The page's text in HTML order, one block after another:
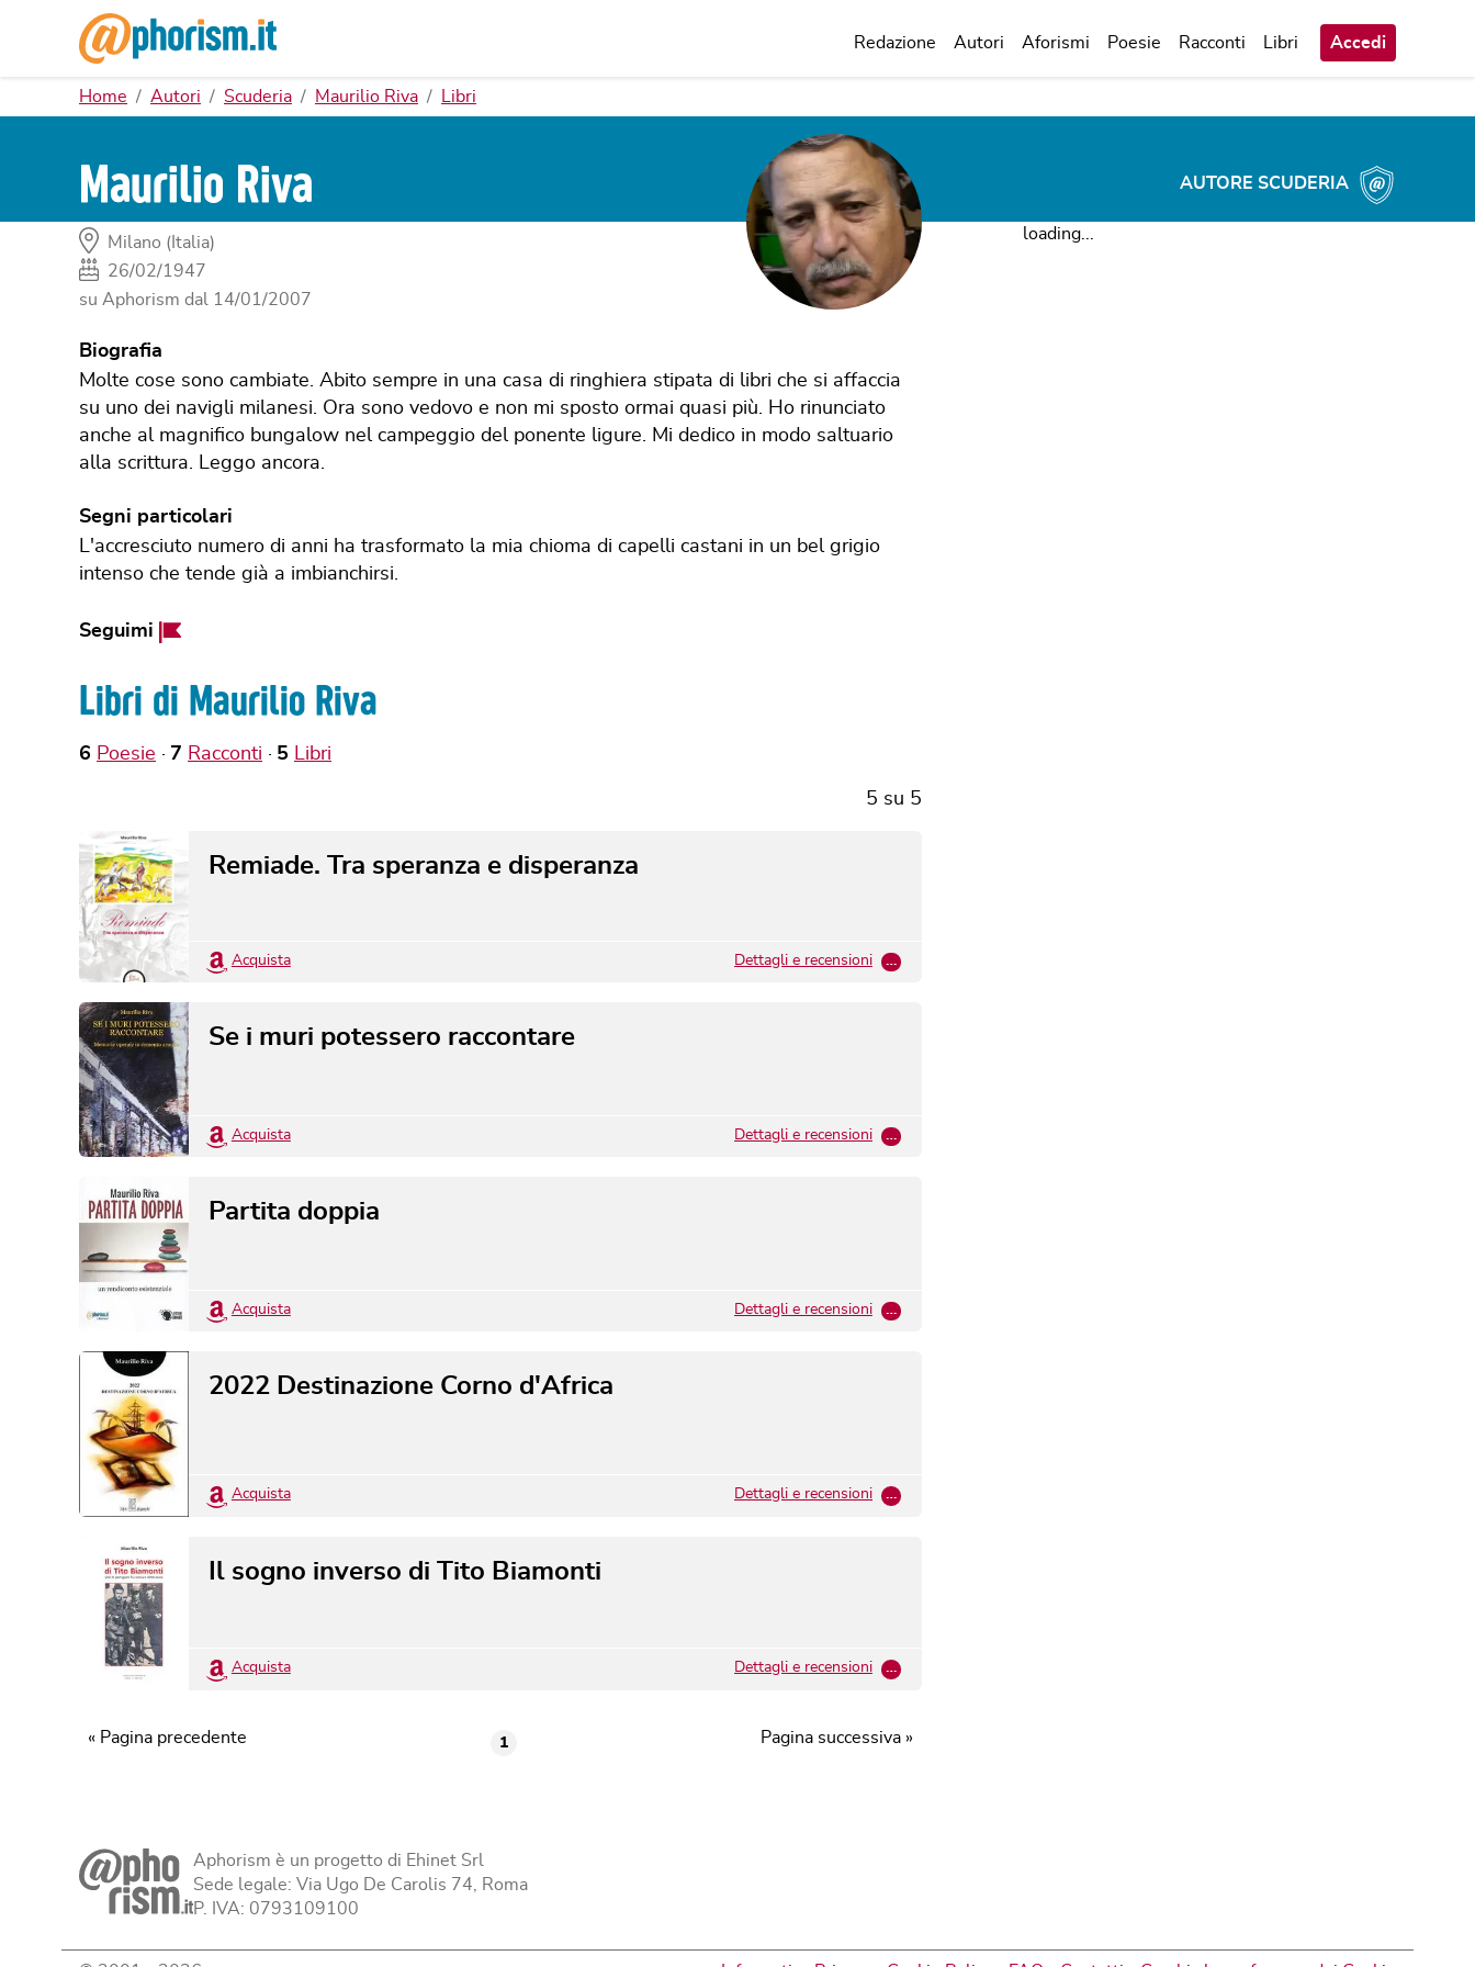
Redazione Autori Aforismi Poesie Racconti Libri Accedi
Home Autori Scuderia Maurilio Riva Libri
Maurilio Riva AUTORE SCUDERIA
Milano (Italia)
26/02/1947
su Aphorism dal 14/01/2007
Biografia
Molte cose sono cambiate. Abito sempre in una casa di ringhiera stipata di libri che si affaccia
su uno dei navigli milanesi. Ora sono vedovo e non mi sposto ormai quasi più. Ho rinunciato
anche al magnifico bungalow nel campeggio del ponente ligure. Mi dedico in modo saltuario
alla scrittura. Leggo ancora.
Segni particolari
L'accresciuto numero di anni ha trasformato la mia chioma di capelli castani in un bel grigio
intenso che tende già a imbianchirsi.
Seguimi Facebook
Libri di Maurilio Riva
6 Poesie 7 Racconti 5 Libri
5 su 5
Remiade. Tra speranza e disperanza
Acquista Dettagli e recensioni …
Se i muri potessero raccontare
Acquista Dettagli e recensioni …
Partita doppia
Acquista Dettagli e recensioni …
2022 Destinazione Corno d'Africa
Acquista Dettagli e recensioni …
Il sogno inverso di Tito Biamonti
Acquista Dettagli e recensioni …
1
« Pagina precedente Pagina successiva »
loading...
Aphorism è un progetto di Ehinet Srl
Sede legale: Via Ugo De Carolis 74, Roma
P. IVA: 0793109100